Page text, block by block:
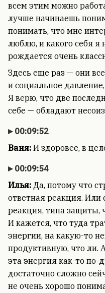
всем этим можно
лучше начинаешь
понимать, что мне
люблю, и какого себя я
рождается очень
Здесь еще раз — они
и социальное
Я верю, что две
себе — обладают
00:09:52
Ваня: И здоровее, в
00:09:54
Илья: Да, потому что
ответная реакция. Или
реакция, типа защиты,
И кажется, что туда
энергии, на какую-то
продуктивную, что ли.
эта энергия как-то по-
достаточно сложно
не очень хорошо